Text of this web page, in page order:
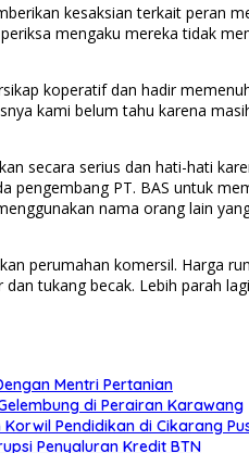
kesaksian terkait peran
mengaku mereka tidak
koperatif dan hadir
kami belum tahu karena
secara serius dan hati-hati
PT. BAS untuk
nama orang lain
perumahan komersil.
tukang becak. Lebih parah
Mentri Pertanian
di Perairan Karawang
Pendidikan di Cikarang
Penyaluran Kredit BTN